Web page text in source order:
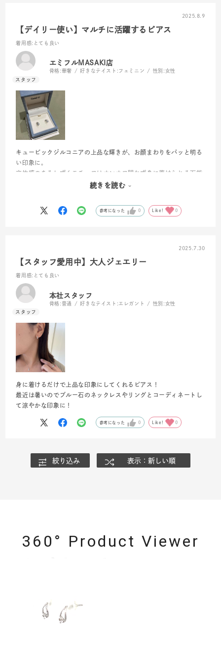
2025.8.9
【デイリー使い】マルチに活躍するピアス
着用感:とても良い
エミフルMASAKI店
骨格: 華奢 好きなテイスト: フェミニン 性別: 女性
キュービックジルコニアの上品な輝きが、お顔まわりをパッと明る
い印象に。
立体感のあるしずくモチーフはオンオフ問わず身に着けられる万能
続きを読む
参考になった 0 Like! 0
2025.7.30
【スタッフ愛用中】大人ジェエリー
着用感:とても良い
本社スタッフ
骨格: 普通 好きなテイスト: エレガント 性別: 女性
身に着けるだけで上品な印象にしてくれるピアス！
最近は暑いのでブルー石のネックレスやリングとコーディネートし
て涼やかな印象に！
参考になった 0 Like! 0
絞り込み 表示：新しい順
360° Product Viewer